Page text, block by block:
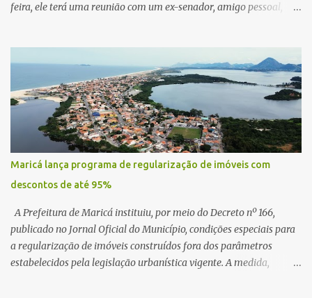
feira, ele terá uma reunião com um ex-senador, amigo pessoal,
atenção pela ousadia do projeto, que colocaria Maricá em um
novo patamar de visibilidade tecnológica e estratégica. Segundo
Quaquá, a conversa será o início de um debate maior sobre a
viabilidade dessa estrutura na cidade. Durante o vídeo, o prefeito
também respondeu às críticas que vem recebendo. Segundo ele,
muitas pessoas estão dizendo que promete muito, mas não estaria
entregando resultados imediatos. Quaquá pediu paciência e
garantiu que os frutos começarão a aparecer em breve. “O pessoal
fala que eu prometo muito, mas não faço nada. Eu digo: calma.
Vocês Esperam, daqui a um ano o que será feito em Mari...
Maricá lança programa de regularização de imóveis com
descontos de até 95%
A Prefeitura de Maricá instituiu, por meio do Decreto nº 166,
publicado no Jornal Oficial do Município, condições especiais para
a regularização de imóveis construídos fora dos parâmetros
estabelecidos pela legislação urbanística vigente. A medida,